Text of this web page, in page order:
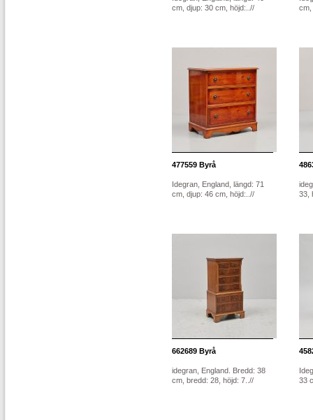
cm, djup: 30 cm, höjd:..//
cm,
477559 Byrå
Idegran, England, längd: 71
cm, djup: 46 cm, höjd:..//
33,
662689 Byrå
idegran, England. Bredd: 38
cm, bredd: 28, höjd: 7..//
33